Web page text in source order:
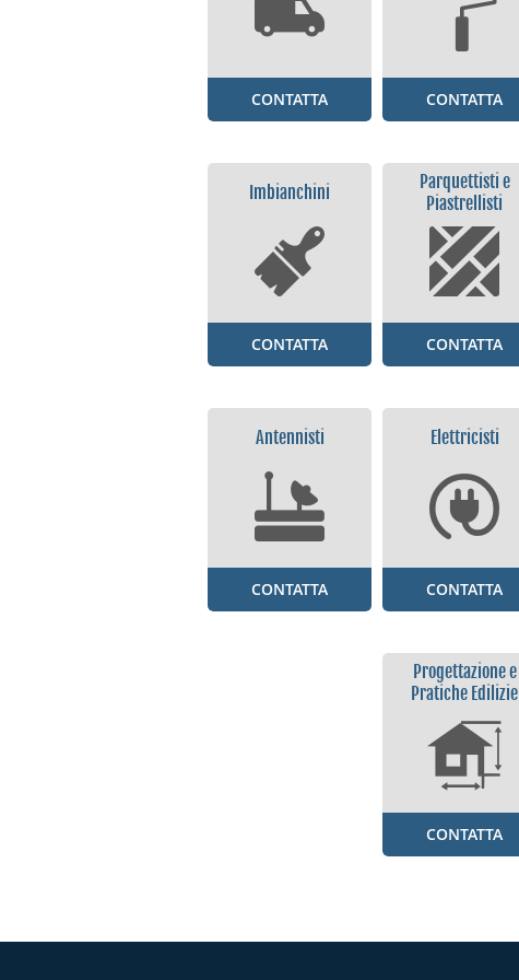
CONTATTA CONTATTA
Imbianchini
CONTATTA
Parquettisti e
Piastrellisti
CONTATTA
Antennisti
CONTATTA
Elettricisti
CONTATTA
Progettazione e
Pratiche Edilizie
CONTATTA